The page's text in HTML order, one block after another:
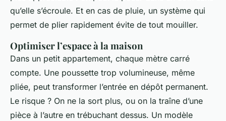
qu’elle s’écroule. Et en cas de pluie, un système qui
permet de plier rapidement évite de tout mouiller.
Optimiser l’espace à la maison
Dans un petit appartement, chaque mètre carré
compte. Une poussette trop volumineuse, même
pliée, peut transformer l’entrée en dépôt permanent.
Le risque ? On ne la sort plus, ou on la traîne d’une
pièce à l’autre en trébuchant dessus. Un modèle